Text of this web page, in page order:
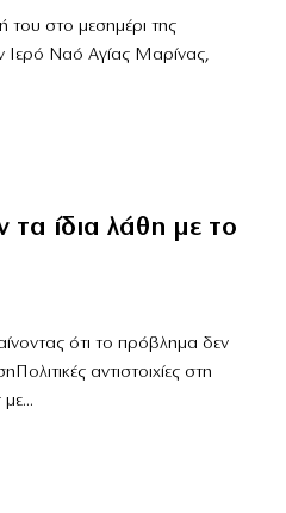
του στο μεσημέρι της
Ιερό Ναό Αγίας Μαρίνας,
ίδια λάθη με το
ότι το πρόβλημα δεν
αντιστοιχίες στη